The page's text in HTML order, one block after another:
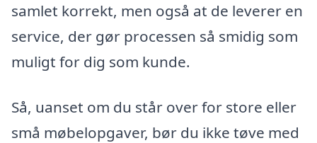
samlet korrekt, men også at de leverer en
service, der gør processen så smidig som
muligt for dig som kunde.
Så, uanset om du står over for store eller
små møbelopgaver, bør du ikke tøve med